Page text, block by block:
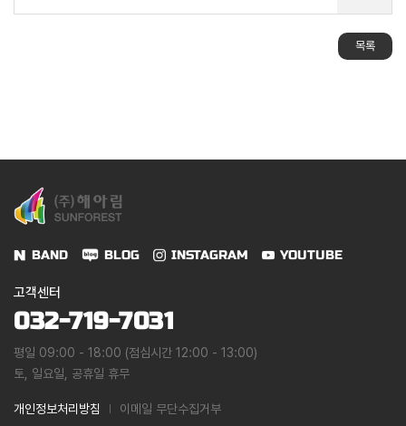
목록
BAND BLOG INSTAGRAM YOUTUBE
고객센터
032-719-7031
평일 09:00 - 18:00 (점심시간 12:00 - 13:00)
토, 일요일, 공휴일 휴무
개인정보처리방침 이메일 무단수집거부